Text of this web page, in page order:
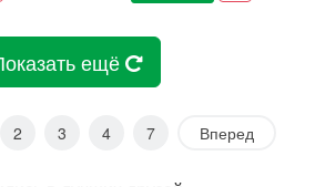
ещё
2 3 4 7 Вперед